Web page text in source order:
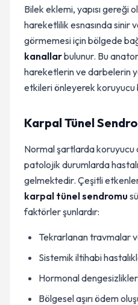
Bilek eklemi, yapısı gereği
hareketlilik esnasında sinir
görmemesi için bölgede
kanallarbulunur. Bu
hareketlerin ve darbelerin
etkileri önleyerek koruyucu
Karpal Tünel
Normal şartlarda koruyucu
patolojik durumlarda
gelmektedir. Çeşitli
karpal tünel sendromu
faktörler şunlardır:
Tekrarlanan travmalar
Sistemik iltihabi
Hormonal
Bölgesel aşırı ödem